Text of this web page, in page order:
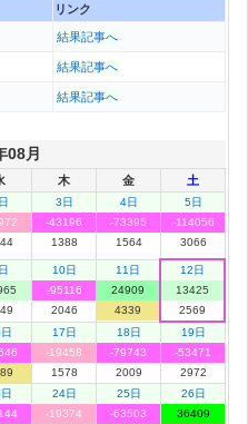
リンク
結果記事へ
結果記事へ
結果記事へ
08月
木 金 土
3日
-43196
1388
4日
-73395
1564
5日
-114056
3066
10日
-95116
2046
11日
24909
4339
12日
13425
2569
17日
-19458
1578
18日
-79743
2009
19日
-53471
2972
24日
-19374
25日
-63503
26日
36409